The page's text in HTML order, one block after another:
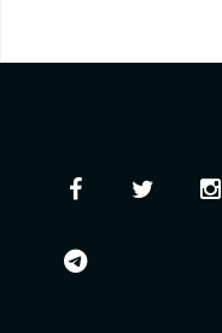
FacebookTwitter
telegram